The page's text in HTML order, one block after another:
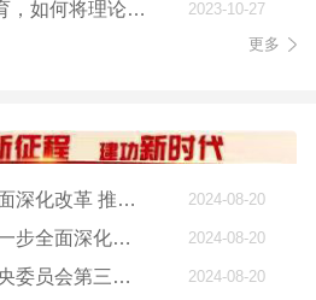
媒体聚焦 | 开展主题教育，如何将理论学习贯穿始终
2023-10-27
更多
中共中央关于进一步全面深化改革 推进中国式现代化的决定 2024-08-20
关于《中共中央关于进一步全面深化改革、 推进中国式现代化的决定》的说明 2024-08-20
中国共产党第二十届中央委员会第三次全体会议公报 2024-08-20